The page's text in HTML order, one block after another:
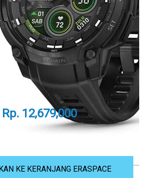
Crossover AMOLED -
Tactical Edition
Analog Digital dengan Layar
AMOLED
010-03398-42
Rp. 12,679,000
KE KERANJANG ERASPACE